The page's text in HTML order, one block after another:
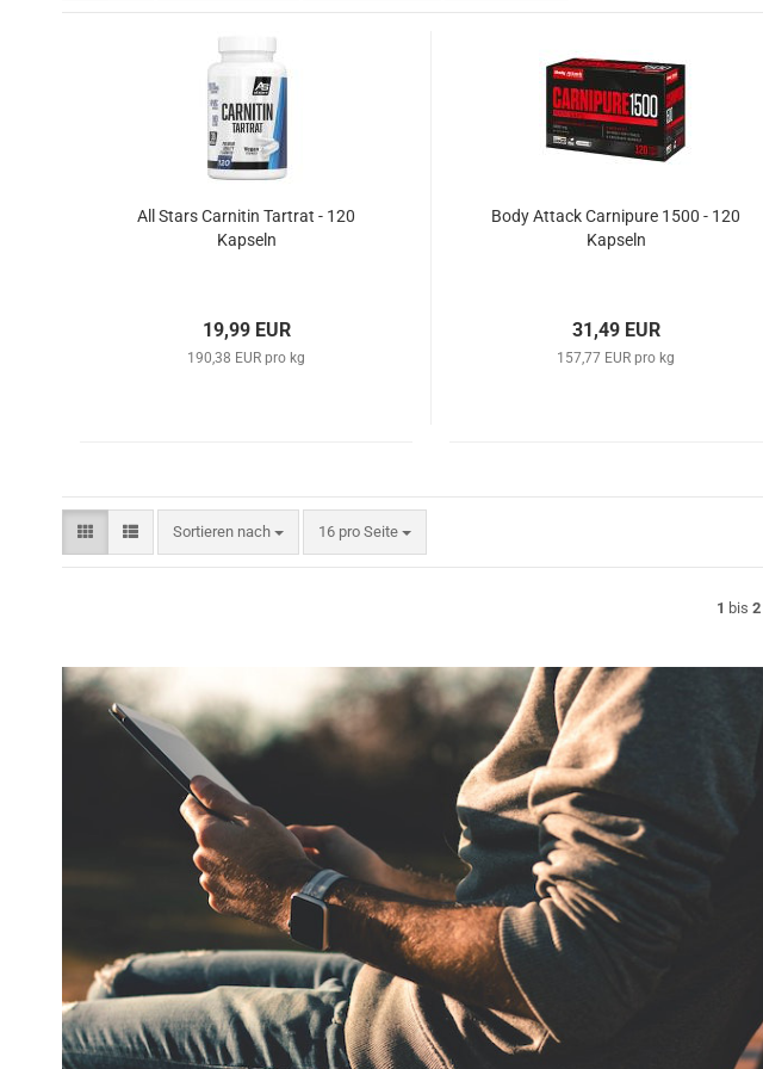
All Stars Carnitin Tartrat - 120
Kapseln
19,99 EUR
190,38 EUR pro kg
Body Attack Carnipure 1500 - 120
Kapseln
31,49 EUR
157,77 EUR pro kg
Sortieren nach
Sortieren nach 16 pro Seite
pro Seite
1 bis 2